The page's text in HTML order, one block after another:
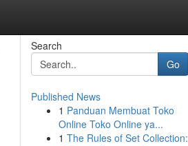
Search
Go
Published News
1 Panduan Membuat Toko
Online Toko Online ya...
1 The Rules of Set Collection: